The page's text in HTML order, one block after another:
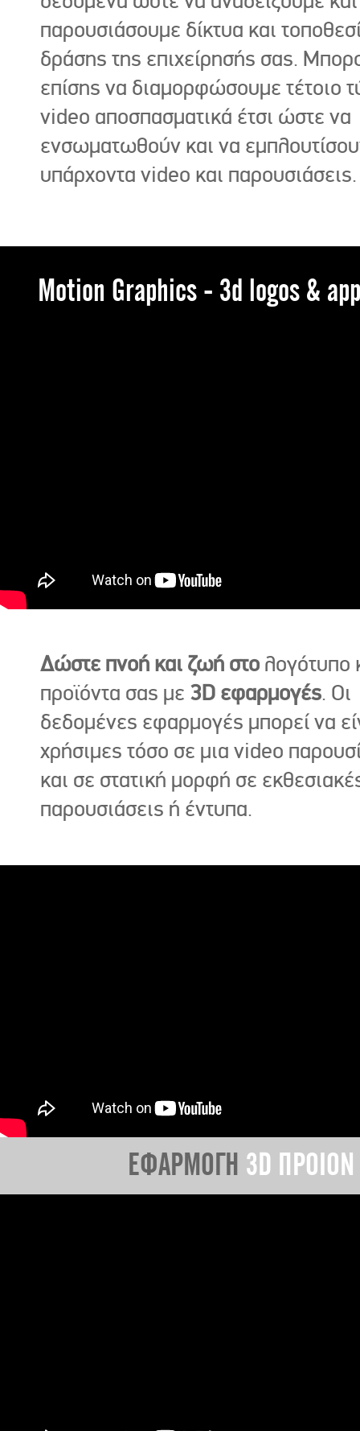
παρουσιάσουμε δίκτυα και
δράσης της επιχείρησής σας.
επίσης να διαμορφώσουμε τέτοιο
video αποσπασματικά έτσι ώστε να
ενσωματωθούν και να
υπάρχοντα video και παρουσιάσεις.
Motion Graphics - 3d logos &
Δώστε πνοή και ζωή στο λογότυπο
προϊόντα σας με 3D εφαρμογές. Οι
δεδομένες εφαρμογές μπορεί να
χρήσιμες τόσο σε μια video
και σε στατική μορφή σε
παρουσιάσεις ή έντυπα.
ΕΦΑΡΜΟΓΗ 3D ΠΡΟΙΟΝ